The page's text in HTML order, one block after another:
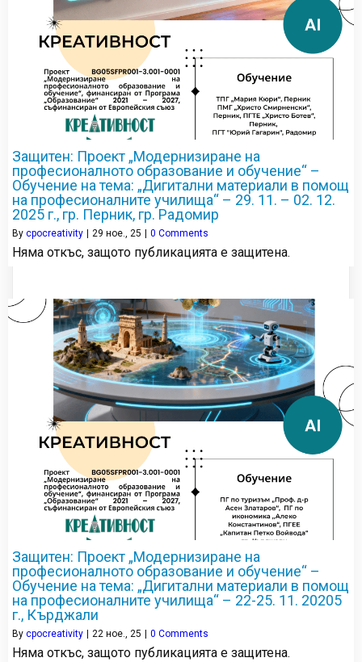
Защитен: Проект „Модернизиране на
професионалното образование и обучение“ –
Обучение на тема: „Дигитални материали в помощ
на професионалните училища“ – 29. 11. – 02. 12.
2025 г., гр. Перник, гр. Радомир
By cpocreativity | 29 ное., 25 | 0 Comments
Няма откъс, защото публикацията е защитена.
Защитен: Проект „Модернизиране на
професионалното образование и обучение“ –
Обучение на тема: „Дигитални материали в помощ
на професионалните училища“ – 22-25. 11. 20205
г., Кърджали
By cpocreativity 22 ное., 25 0 Comments
Няма откъс, защото публикацията е защитена.